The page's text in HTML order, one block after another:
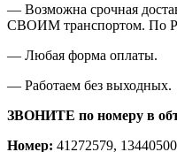
— Возможна срочная
СВОИМ транспортом. По
— Любая форма оплаты.
— Работаем без выходных.
ЗВОНИТЕ по номеру в
Номер: 41272579,